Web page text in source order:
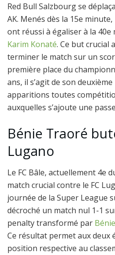
Red Bull Salzbourg se
AK. Menés dès la 15e
ont réussi à égaliser à la
Karim Konaté. Ce but crucial
terminer le match sur un
première place du
ans, il s’agit de son
apparitions toutes
auxquelles s’ajoute une
Bénie Traoré
Lugano
Le FC Bâle, actuellement 4e
match crucial contre le FC
journée de la Super League
décroché un match nul 1-1
penalty transformé par
Ce résultat permet aux deux
position respective au